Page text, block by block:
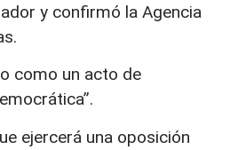
y confirmó la Agencia
como un acto de
ejercerá una oposición